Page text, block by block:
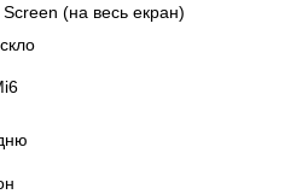
(на весь екран)